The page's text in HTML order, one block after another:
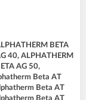
BETA
40, ALPHATHERM
AG 50,
Beta AT
Beta AT
Beta AT